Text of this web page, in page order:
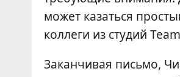
может казаться
коллеги из студий
Заканчивая письмо,